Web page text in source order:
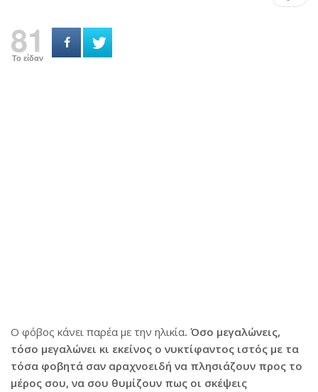
81
Το είδαν
Ο φόβος κάνει παρέα με την ηλικία. Όσο μεγαλώνεις,
τόσο μεγαλώνει κι εκείνος ο νυκτίφαντος ιστός με τα
τόσα φοβητά σαν αραχνοειδή να πλησιάζουν προς το
μέρος σου, να σου θυμίζουν πως οι σκέψεις